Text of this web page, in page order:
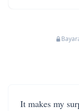
It makes my